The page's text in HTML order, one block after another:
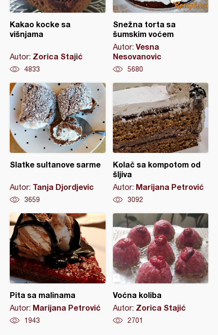
Kakao kocke sa
višnjama
Autor: Zorica Stajić
4833
Snežna torta sa
šumskim voćem
Autor: Vesna
Nesovanovic
5680
Slatke sultanove sarme
Autor: Tanja Djordjevic
3659
Kolač sa kompotom od
šljiva
Autor: Marijana Petrović
3092
Pita sa malinama
Autor: Marijana Petrović
1943
Voćna koliba
Autor: Zorica Stajić
2701